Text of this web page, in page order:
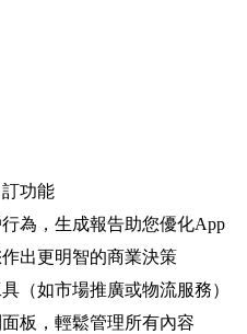
功能
為，生成報告助您優化App
出更明智的商業決策
（如市場推廣或物流服務）
板，輕鬆管理所有內容